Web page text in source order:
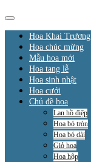
Hoa Khai Trương
Hoa chúc mừng
Mẫu hoa mới
Hoa tang lễ
Hoa sinh nhật
Hoa cưới
Chủ đề hoa
Lan hồ điệp
Hoa bó tròn
Hoa bó dài
Giỏ hoa
Hoa hộp